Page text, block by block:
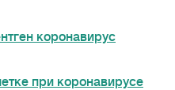
коронавирус
при коронавирусе